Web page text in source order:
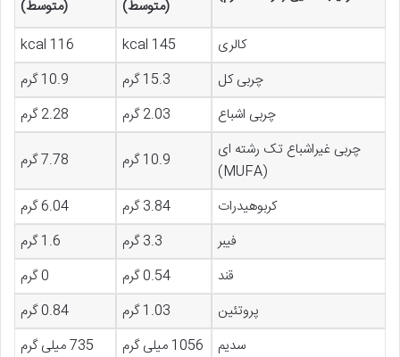
(متوسط)
(متوسط)
کالری
145 kcal
116 kcal
چربی کل
15.3 گرم
10.9 گرم
چربی اشباع
2.03 گرم
2.28 گرم
چربی غیراشباع تک رشته ای
(MUFA)
10.9 گرم 7.78 گرم
کربوهیدرات 3.84 گرم
6.04 گرم
فیبر
3.3 گرم
1.6 گرم
قند
0.54 گرم
0 گرم
پروتئین
1.03 گرم
0.84 گرم
سدیم
1056 میلی گرم 735 میلی گرم